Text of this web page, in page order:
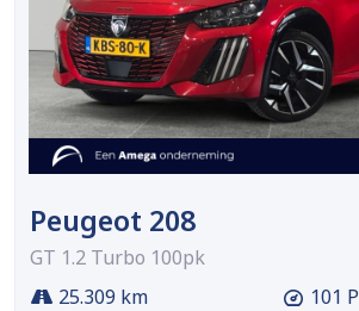
Peugeot 208
GT 1.2 Turbo 100pk
25.309 km
101